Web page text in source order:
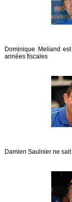
Dominique Meliand
années fiscales
Damien Saulnier ne